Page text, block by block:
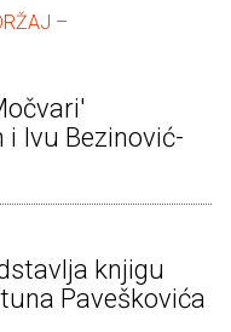
–
Ivu Bezinović-
knjigu
Paveškovića